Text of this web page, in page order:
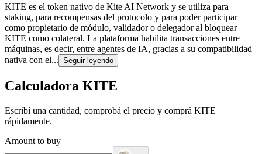
KITE es el token nativo de Kite AI Network y se utiliza para
staking, para recompensas del protocolo y para poder participar
como propietario de módulo, validador o delegador al bloquear
KITE como colateral. La plataforma habilita transacciones entre
máquinas, es decir, entre agentes de IA, gracias a su compatibilidad
nativa con el... Seguir leyendo
Calculadora KITE
Escribí una cantidad, comprobá el precio y comprá KITE
rápidamente.
Amount to buy